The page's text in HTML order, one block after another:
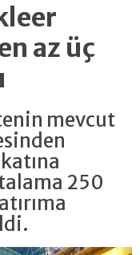
az üç
mevcut
250